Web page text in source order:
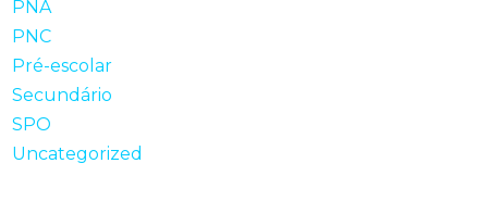
PNA
PNC
Pré-escolar
Secundário
SPO
Uncategorized